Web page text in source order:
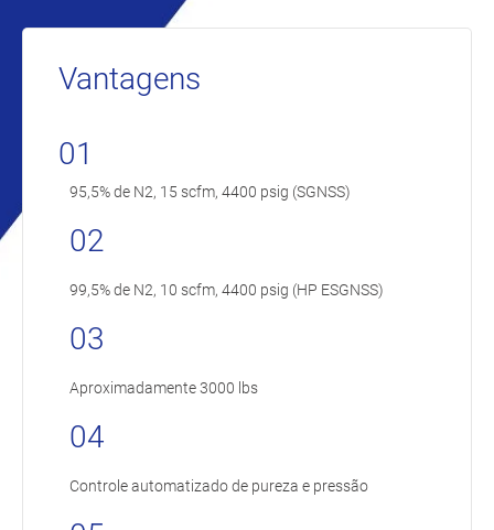
Vantagens
01
95,5% de N2, 15 scfm, 4400 psig (SGNSS)
02
99,5% de N2, 10 scfm, 4400 psig (HP ESGNSS)
03
Aproximadamente 3000 lbs
04
Controle automatizado de pureza e pressão